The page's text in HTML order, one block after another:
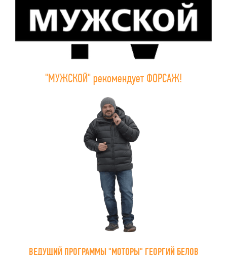
"МУЖСКОЙ" рекомендует ФОРСАЖ!
ВЕДУЩИЙ ПРОГРАММЫ "МОТОРЫ" ГЕОРГИЙ БЕЛОВ